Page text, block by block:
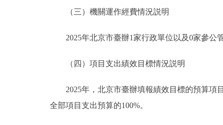
（三）機關運作經費情況説明
2025年北京市臺辦1家行政單位以及0家參公
（四）項目支出績效目標情況説明
2025年，北京市臺辦填報績效目標的預算項目
全部項目支出預算的100%。